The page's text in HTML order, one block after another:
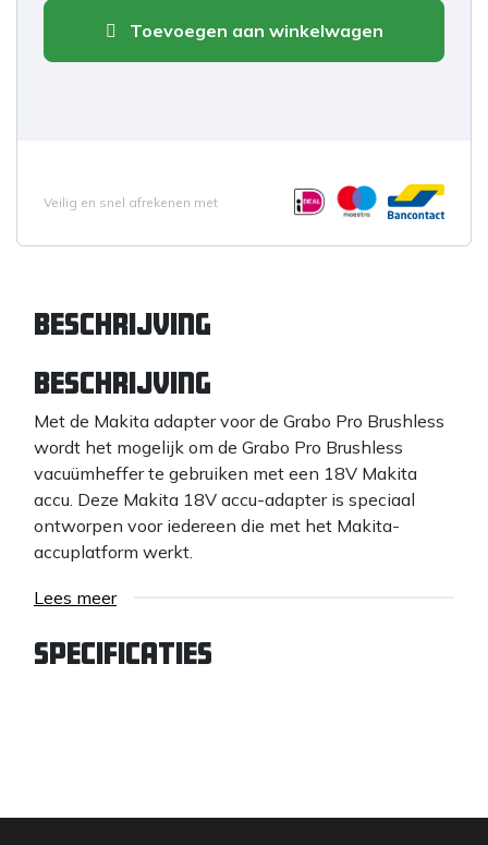
Toevoegen aan winkelwagen
Veilig en snel afrekenen met
Beschrijving
Beschrijving
Met de Makita adapter voor de Grabo Pro Brushless
wordt het mogelijk om de Grabo Pro Brushless
vacuümheffer te gebruiken met een 18V Makita
accu. Deze Makita 18V accu-adapter is speciaal
ontworpen voor iedereen die met het Makita-
accuplatform werkt.
Door deze Makita adapter te gebruiken, wordt de
minder stilstand, meer gebruiksgemak en er kan
Lees meer
Specificaties